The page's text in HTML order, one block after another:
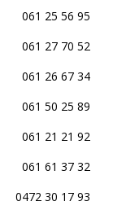
061 25 56 95
061 27 70 52
061 26 67 34
061 50 25 89
061 21 21 92
061 61 37 32
0472 30 17 93